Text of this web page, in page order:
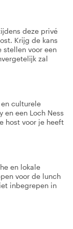
deze privé
Krijg de kans
stellen voor een
zal
culturele
en een Loch Ness
host voor je heeft
en lokale
voor de lunch
inbegrepen in